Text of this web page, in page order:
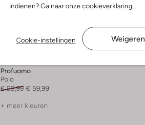
indienen? Ga naar onzecookieverklaring.
Cookie-instellingen Weigeren
Profuomo
Polo
€ 99,99 € 59,99
+ meer kleuren